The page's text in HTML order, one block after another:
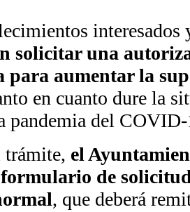
interesados
solicitar una
aumentar la
en cuanto dure la
pandemia del
trámite, el
de
, que deberá